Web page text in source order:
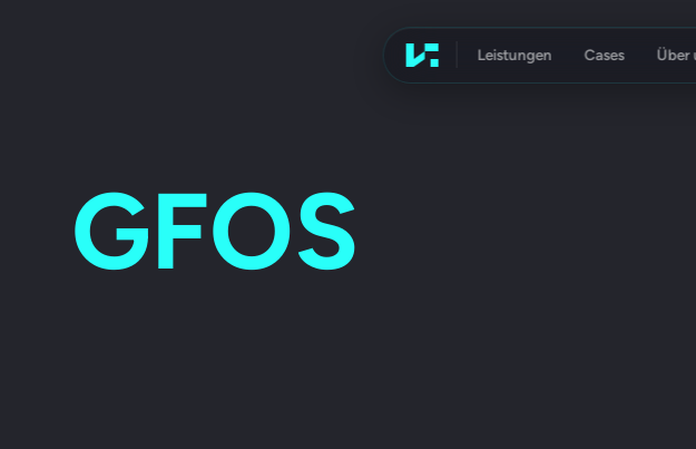
WerbeagenturKoch Essen
Leistungen Cases Über
GFOS